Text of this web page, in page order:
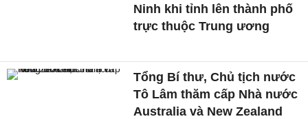
Ninh khi tỉnh lên thành phố
trực thuộc Trung ương
Tổng Bí thư, Chủ tịch nước
Tô Lâm thăm cấp Nhà nước
Australia và New Zealand